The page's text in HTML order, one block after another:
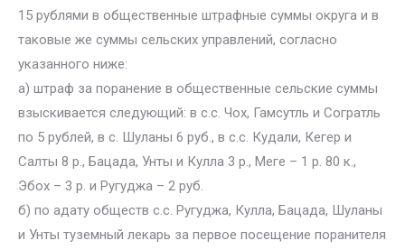
15 рублями в общественные штрафные суммы округа и в
таковые же суммы сельских управлений, согласно
указанного ниже:
а) штраф за поранение в общественные сельские суммы
взыскивается следующий: в с.с. Чох, Гамсутль и Согратль
по 5 рублей, в с. Шуланы 6 руб., в с.с. Кудали, Кегер и
Салты 8 р., Бацада, Унты и Кулла 3 р., Меге – 1 p. 80 к.,
Эбох – 3 р. и Ругуджа – 2 руб.
б) по адату обществ с.с. Ругуджа, Кулла, Бацада, Шуланы
и Унты туземный лекарь за первое посещение поранителя